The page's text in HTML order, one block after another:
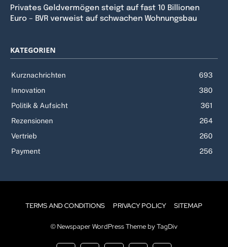
Privates Geldvermögen steigt auf fast 10 Billionen
Euro – BVR verweist auf schwachen Wohnungsbau
KATEGORIEN
Kurznachrichten
693
Innovation
380
Politik & Aufsicht
361
Rezensionen
264
Vertrieb
260
Payment
256
TERMS AND CONDITIONS PRIVACY POLICY SITEMAP
© Newspaper WordPress Theme by TagDiv